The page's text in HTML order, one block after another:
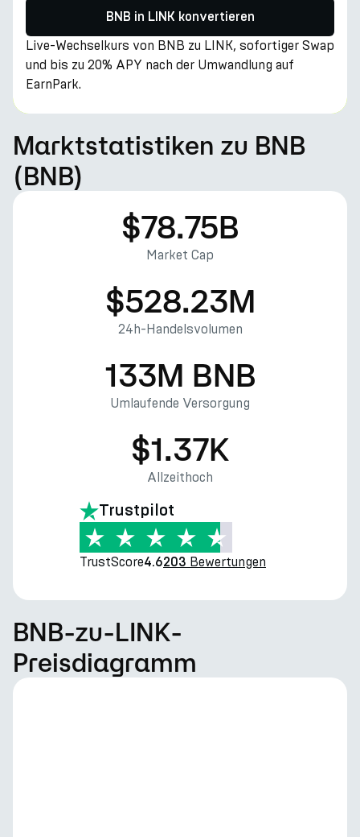
BNB in LINK konvertieren
Live-Wechselkurs von BNB zu LINK, sofortiger Swap
und bis zu 20% APY nach der Umwandlung auf
EarnPark.
Marktstatistiken zu BNB
(BNB)
$78.75B
Market Cap
$528.23M
24h-Handelsvolumen
133M BNB
Umlaufende Versorgung
$1.37K
Allzeithoch
Trustpilot
TrustScore4.6203 Bewertungen
BNB-zu-LINK-
Preisdiagramm